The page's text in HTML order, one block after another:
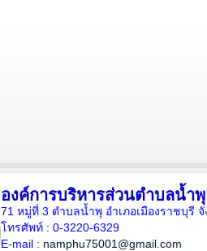
องค์การบริหารส่วนตำบลน้ำพุ
71 หมู่ที่ 3 ตำบลน้ำพุ อำเภอเมืองราชบุรี
โทรศัพท์ : 0-3220-6329
E-mail : namphu75001@gmail.com